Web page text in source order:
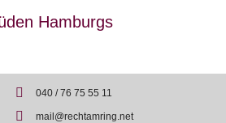
Hamburgs
040 / 76 75 55 11
mail@rechtamring.net